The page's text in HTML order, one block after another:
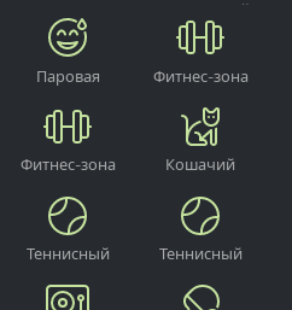
кроватка
электронной
зарядки
Паровая
Фитнес-зона
Фитнес-зона
Кошачий
Теннисный
Теннисный